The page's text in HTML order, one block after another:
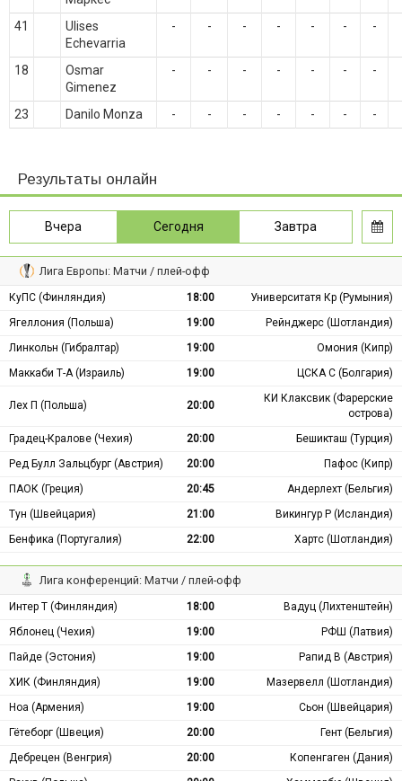
41
Ulises
Echevarria
- - - - - - -
18
Osmar
Gimenez
- - - - - - -
23 Danilo Monza - - - - - - -
Результаты онлайн
Вчера Сегодня Завтра
Лига Европы: Матчи / плей-офф
КуПС (Финляндия) 18:00
Университатя Кр (Румыния)
Ягеллония (Польша)
19:00
Рейнджерс (Шотландия)
Линкольн (Гибралтар)
19:00
Омония (Кипр)
Маккаби Т-А (Израиль)
19:00 ЦСКА С (Болгария)
Лех П (Польша) 20:00
КИ Клаксвик (Фарерские
острова)
Градец-Кралове (Чехия)
20:00
Бешикташ (Турция)
Ред Булл Зальцбург (Австрия)
20:00
Пафос (Кипр)
ПАОК (Греция)
20:45
Андерлехт (Бельгия)
Тун (Швейцария)
21:00
Викингур Р (Исландия)
Бенфика (Португалия)
22:00 Хартс (Шотландия)
Лига конференций: Матчи / плей-офф
Интер Т (Финляндия) 18:00
Вадуц (Лихтенштейн)
Яблонец (Чехия)
19:00
РФШ (Латвия)
Пайде (Эстония)
19:00
Рапид В (Австрия)
ХИК (Финляндия)
19:00
Мазервелл (Шотландия)
Ноа (Армения)
19:00
Сьон (Швейцария)
Гётеборг (Швеция)
20:00
Гент (Бельгия)
Дебрецен (Венгрия)
20:00
Копенгаген (Дания)